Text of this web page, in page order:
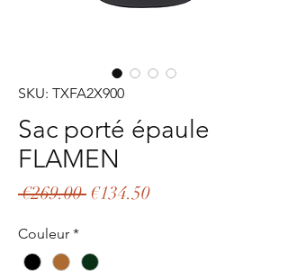
SKU: TXFA2X900
Sac porté épaule
FLAMEN
€269.00 Regular
€134.50Sale
Couleur *